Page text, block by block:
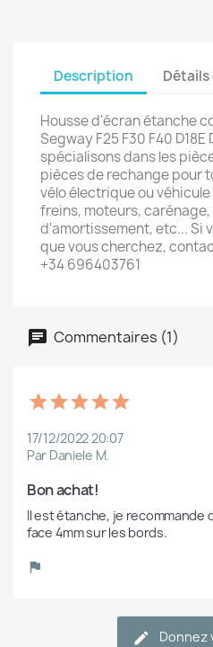
Description
Housse d'écran étanche
Segway F25 F30 F40 D18E
spécialisons dans les
pièces de rechange pour
vélo électrique ou
freins, moteurs,
d'amortissement, etc... Si
que vous cherchez,
+34 696403761
Commentaires (1)
17/12/2022 20:07
Par Daniele M.
Bon achat!
Il est étanche, je recommande
face 4mm sur les bords.
Donnez